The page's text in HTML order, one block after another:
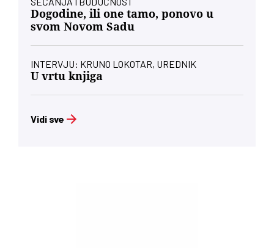
Dogodine, ili one tamo, ponovo u
svom Novom Sadu
INTERVJU: KRUNO LOKOTAR, UREDNIK
U vrtu knjiga
Vidi sve